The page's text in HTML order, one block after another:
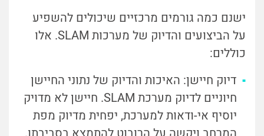
ישנם כמה גורמים מרכזיים שיכולים להשפיע
על הביצועים והדיוק של מערכות SLAM. אלו
כוללים:
דיוק חיישן: האיכות והדיוק של נתוני החיישן
חיוניים לדיוק מערכת SLAM. חיישן לא מדויק
יוסיף אי-ודאות למערכת, יפחית מדיוק מפת